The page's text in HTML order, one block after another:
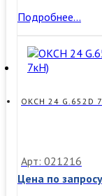
Оптический
ADSS-
1А1(1*1)
Подробнее…
ОКСН 24 G.652D
Арт: 021216
Цена по запросу